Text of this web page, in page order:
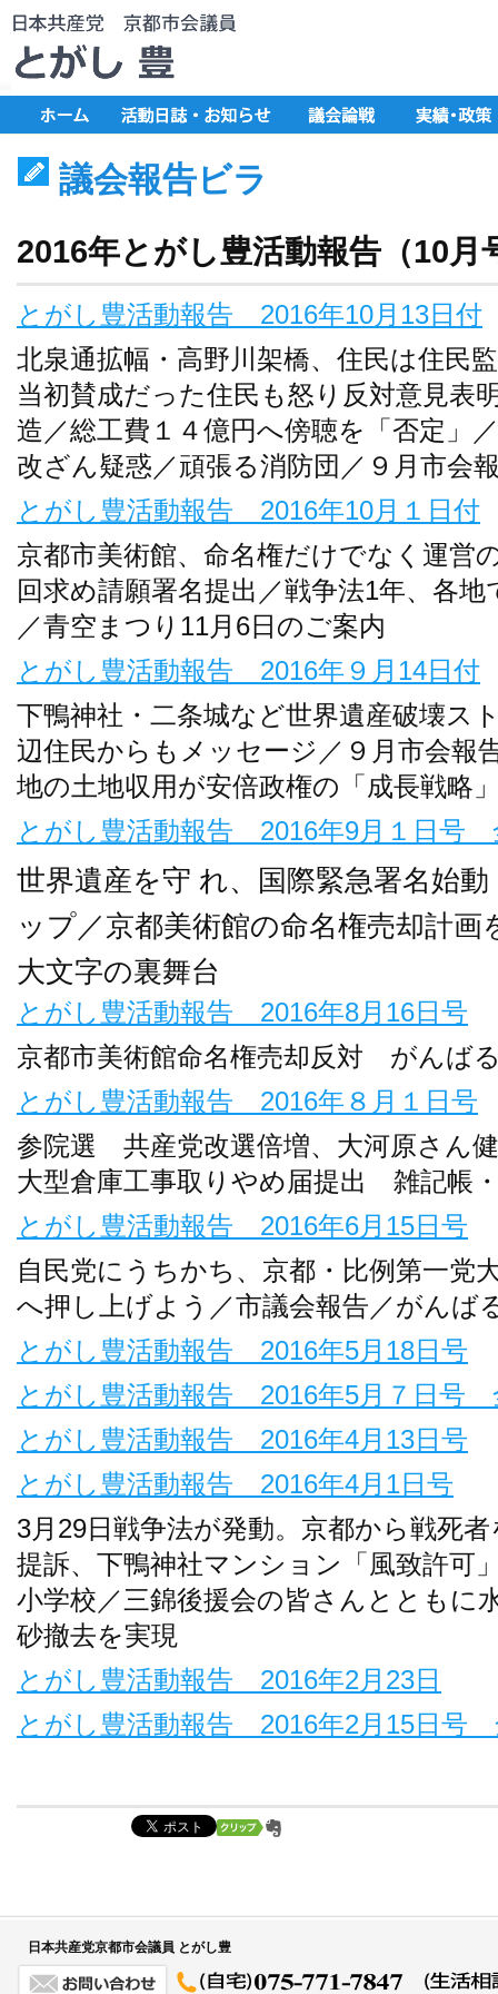
議会報告ビラ
2016年とがし豊活動報告（10月
とがし豊活動報告 2016年10月13日付
北泉通拡幅・高野川架橋、住民は住民
当初賛成だった住民も怒り反対意見表
造／総工費１４億円へ傍聴を「否定」
改ざん疑惑／頑張る消防団／９月市会
とがし豊活動報告 2016年10月１日付
京都市美術館、命名権だけでなく運営
回求め請願署名提出／戦争法1年、各
／青空まつり11月6日のご案内
とがし豊活動報告 2016年９月14日付
下鴨神社・二条城など世界遺産破壊ス
辺住民からもメッセージ／９月市会報
地の土地収用が安倍政権の「成長戦略
とがし豊活動報告 2016年9月１日号
世界遺産を守 れ、国際緊急署名始
ップ／京都美術館の命名権売却計画
大文字の裏舞台
とがし豊活動報告 2016年8月16日号
京都市美術館命名権売却反対 がんば
とがし豊活動報告 2016年８月１日号
参院選 共産党改選倍増、大河原さん
大型倉庫工事取りやめ届提出 雑記帳
とがし豊活動報告 2016年6月15日号
自民党にうちかち、京都・比例第一党
へ押し上げよう／市議会報告／がんば
とがし豊活動報告 2016年5月18日号
とがし豊活動報告 2016年5月７日号
とがし豊活動報告 2016年4月13日号
とがし豊活動報告 2016年4月1日号
3月29日戦争法が発動。京都から戦死
提訴、下鴨神社マンション「風致許可
小学校／三錦後援会の皆さんとともに
砂撤去を実現
とがし豊活動報告 2016年2月23日
とがし豊活動報告 2016年2月15日号
日本共産党京都市会議員 とがし豊